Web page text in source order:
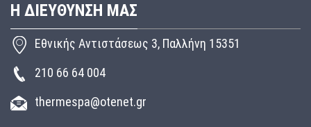
Η ΔΙΕΥΘΥΝΣΗ ΜΑΣ
Εθνικής Αντιστάσεως 3, Παλλήνη 15351
210 66 64 004
thermespa@otenet.gr